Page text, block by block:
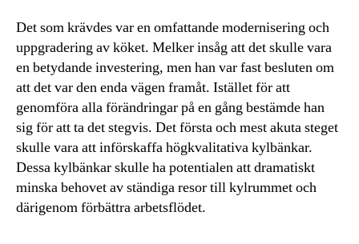
Det som krävdes var en omfattande modernisering och
uppgradering av köket. Melker insåg att det skulle vara
en betydande investering, men han var fast besluten om
att det var den enda vägen framåt. Istället för att
genomföra alla förändringar på en gång bestämde han
sig för att ta det stegvis. Det första och mest akuta steget
skulle vara att införskaffa högkvalitativa kylbänkar.
Dessa kylbänkar skulle ha potentialen att dramatiskt
minska behovet av ständiga resor till kylrummet och
därigenom förbättra arbetsflödet.